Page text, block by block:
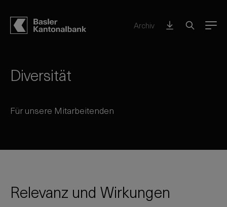
Archiv Menu
Diversität
Für unsere Mitarbeitenden
Relevanz und Wirkungen